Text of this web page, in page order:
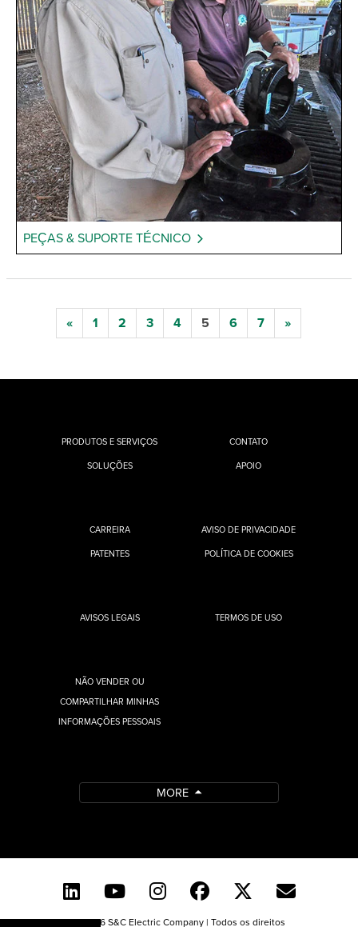
PEÇAS & SUPORTE TÉCNICO
« 1 2 3 4 5 6 7 »
PRODUTOS E SERVIÇOS
SOLUÇÕES
CONTATO
APOIO
CARREIRA
PATENTES
AVISO DE PRIVACIDADE
POLÍTICA DE COOKIES
AVISOS LEGAIS TERMOS DE USO
NÃO VENDER OU
COMPARTILHAR MINHAS
INFORMAÇÕES PESSOAIS
MORE
© 2026 S&C Electric Company | Todos os direitos